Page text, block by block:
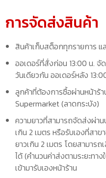
การจัดส่งสินค้า
สินค้าเก็บสต็อกทุกรายการ
ออเดอร์ที่สั่งก่อน 13:00 น. จั
วันเดียวกัน ออเดอร์หลัง
ลูกค้าที่ต้องการซื้อผ่านหน้าร้า
Supermarket (ลาดกระบัง)
ความยาวที่สามารถจัดส่งผ่า
เกิน 2 เมตร หรือรับเองที่สา
ยาวเกิน 2 เมตร โดยสามาร
ได้ (คำนวนค่าส่งตามระยะท
เข้ามารับเองหน้าร้าน